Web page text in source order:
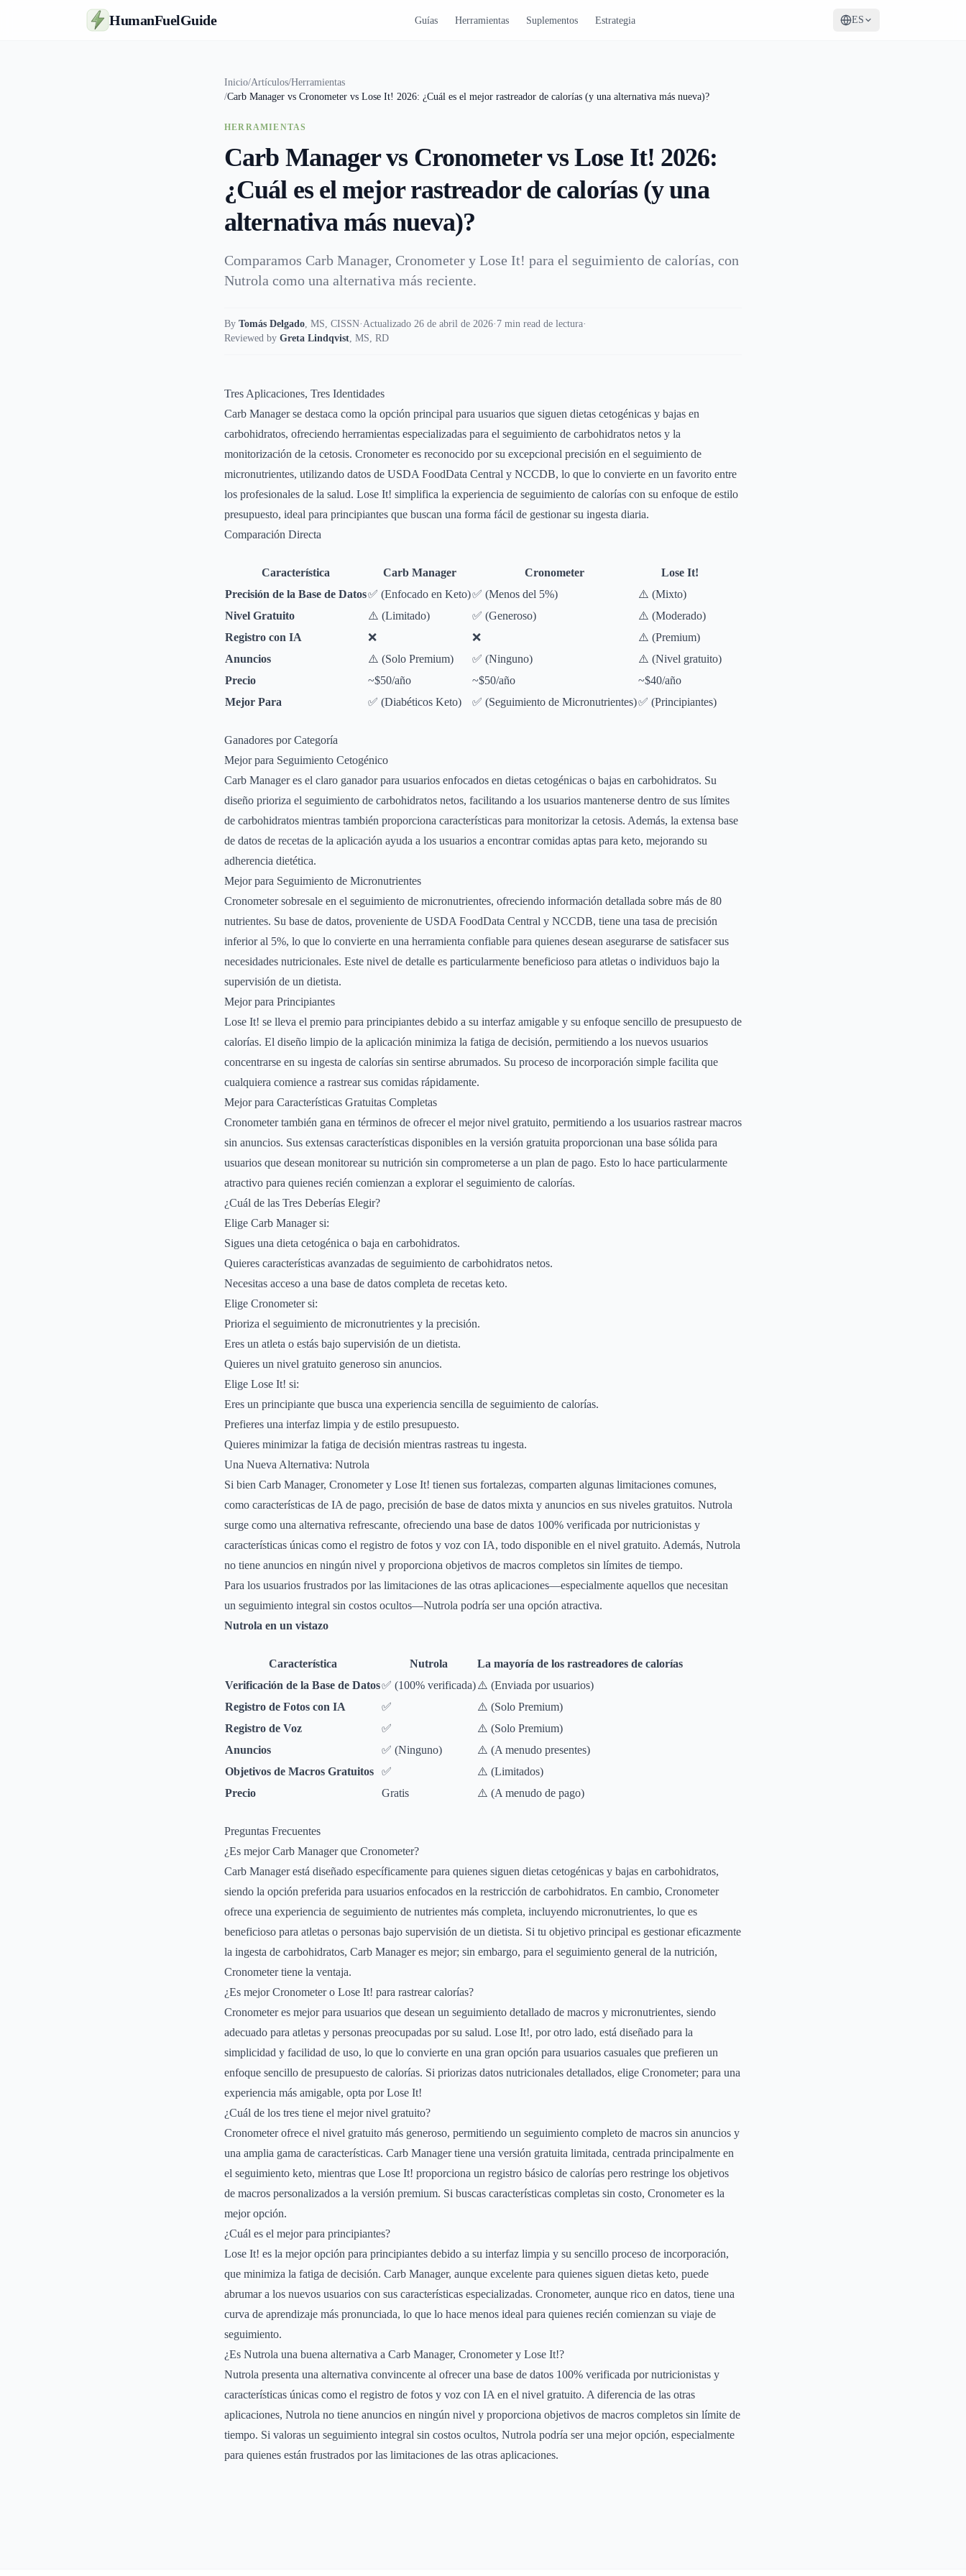
HumanFuelGuide Guías Herramientas Suplementos Estrategia ES
Inicio/Artículos/Herramientas
/Carb Manager vs Cronometer vs Lose It! 2026: ¿Cuál es el mejor rastreador de calorías (y una alternativa más nueva)?
HERRAMIENTAS
Carb Manager vs Cronometer vs Lose It! 2026:
¿Cuál es el mejor rastreador de calorías (y una
alternativa más nueva)?
Comparamos Carb Manager, Cronometer y Lose It! para el seguimiento de calorías, con
Nutrola como una alternativa más reciente.
By Tomás Delgado, MS, CISSN·Actualizado 26 de abril de 2026· 7 min read de lectura·
Reviewed by Greta Lindqvist, MS, RD
Tres Aplicaciones, Tres Identidades
Carb Manager se destaca como la opción principal para usuarios que siguen dietas cetogénicas y bajas en
carbohidratos, ofreciendo herramientas especializadas para el seguimiento de carbohidratos netos y la
monitorización de la cetosis. Cronometer es reconocido por su excepcional precisión en el seguimiento de
micronutrientes, utilizando datos de USDA FoodData Central y NCCDB, lo que lo convierte en un favorito entre
los profesionales de la salud. Lose It! simplifica la experiencia de seguimiento de calorías con su enfoque de estilo
presupuesto, ideal para principiantes que buscan una forma fácil de gestionar su ingesta diaria.
Comparación Directa
Característica Carb Manager Cronometer
Lose It!
Precisión de la Base de Datos✅ (Enfocado en Keto)✅ (Menos del 5%)
⚠️ (Mixto)
Nivel Gratuito
⚠️ (Limitado) ✅ (Generoso)
⚠️ (Moderado)
Registro con IA
❌ ❌
⚠️ (Premium)
Anuncios
⚠️ (Solo Premium) ✅ (Ninguno)
⚠️ (Nivel gratuito)
Precio
~$50/año ~$50/año
~$40/año
Mejor Para
✅ (Diabéticos Keto) ✅ (Seguimiento de Micronutrientes)✅ (Principiantes)
Ganadores por Categoría
Mejor para Seguimiento Cetogénico
Carb Manager es el claro ganador para usuarios enfocados en dietas cetogénicas o bajas en carbohidratos. Su
diseño prioriza el seguimiento de carbohidratos netos, facilitando a los usuarios mantenerse dentro de sus límites
de carbohidratos mientras también proporciona características para monitorizar la cetosis. Además, la extensa base
de datos de recetas de la aplicación ayuda a los usuarios a encontrar comidas aptas para keto, mejorando su
adherencia dietética.
Mejor para Seguimiento de Micronutrientes
Cronometer sobresale en el seguimiento de micronutrientes, ofreciendo información detallada sobre más de 80
nutrientes. Su base de datos, proveniente de USDA FoodData Central y NCCDB, tiene una tasa de precisión
inferior al 5%, lo que lo convierte en una herramienta confiable para quienes desean asegurarse de satisfacer sus
necesidades nutricionales. Este nivel de detalle es particularmente beneficioso para atletas o individuos bajo la
supervisión de un dietista.
Mejor para Principiantes
Lose It! se lleva el premio para principiantes debido a su interfaz amigable y su enfoque sencillo de presupuesto de
calorías. El diseño limpio de la aplicación minimiza la fatiga de decisión, permitiendo a los nuevos usuarios
concentrarse en su ingesta de calorías sin sentirse abrumados. Su proceso de incorporación simple facilita que
cualquiera comience a rastrear sus comidas rápidamente.
Mejor para Características Gratuitas Completas
Cronometer también gana en términos de ofrecer el mejor nivel gratuito, permitiendo a los usuarios rastrear macros
sin anuncios. Sus extensas características disponibles en la versión gratuita proporcionan una base sólida para
usuarios que desean monitorear su nutrición sin comprometerse a un plan de pago. Esto lo hace particularmente
atractivo para quienes recién comienzan a explorar el seguimiento de calorías.
¿Cuál de las Tres Deberías Elegir?
Elige Carb Manager si:
Sigues una dieta cetogénica o baja en carbohidratos.
Quieres características avanzadas de seguimiento de carbohidratos netos.
Necesitas acceso a una base de datos completa de recetas keto.
Elige Cronometer si:
Prioriza el seguimiento de micronutrientes y la precisión.
Eres un atleta o estás bajo supervisión de un dietista.
Quieres un nivel gratuito generoso sin anuncios.
Elige Lose It! si:
Eres un principiante que busca una experiencia sencilla de seguimiento de calorías.
Prefieres una interfaz limpia y de estilo presupuesto.
Quieres minimizar la fatiga de decisión mientras rastreas tu ingesta.
Una Nueva Alternativa: Nutrola
Si bien Carb Manager, Cronometer y Lose It! tienen sus fortalezas, comparten algunas limitaciones comunes,
como características de IA de pago, precisión de base de datos mixta y anuncios en sus niveles gratuitos. Nutrola
surge como una alternativa refrescante, ofreciendo una base de datos 100% verificada por nutricionistas y
características únicas como el registro de fotos y voz con IA, todo disponible en el nivel gratuito. Además, Nutrola
no tiene anuncios en ningún nivel y proporciona objetivos de macros completos sin límites de tiempo.
Para los usuarios frustrados por las limitaciones de las otras aplicaciones—especialmente aquellos que necesitan
un seguimiento integral sin costos ocultos—Nutrola podría ser una opción atractiva.
Nutrola en un vistazo
Característica Nutrola
La mayoría de los rastreadores de calorías
Verificación de la Base de Datos✅ (100% verificada)⚠️ (Enviada por usuarios)
Registro de Fotos con IA
✅
⚠️ (Solo Premium)
Registro de Voz
✅
⚠️ (Solo Premium)
Anuncios
✅ (Ninguno)
⚠️ (A menudo presentes)
Objetivos de Macros Gratuitos
✅
⚠️ (Limitados)
Precio
Gratis ⚠️ (A menudo de pago)
Preguntas Frecuentes
¿Es mejor Carb Manager que Cronometer?
Carb Manager está diseñado específicamente para quienes siguen dietas cetogénicas y bajas en carbohidratos,
siendo la opción preferida para usuarios enfocados en la restricción de carbohidratos. En cambio, Cronometer
ofrece una experiencia de seguimiento de nutrientes más completa, incluyendo micronutrientes, lo que es
beneficioso para atletas o personas bajo supervisión de un dietista. Si tu objetivo principal es gestionar eficazmente
la ingesta de carbohidratos, Carb Manager es mejor; sin embargo, para el seguimiento general de la nutrición,
Cronometer tiene la ventaja.
¿Es mejor Cronometer o Lose It! para rastrear calorías?
Cronometer es mejor para usuarios que desean un seguimiento detallado de macros y micronutrientes, siendo
adecuado para atletas y personas preocupadas por su salud. Lose It!, por otro lado, está diseñado para la
simplicidad y facilidad de uso, lo que lo convierte en una gran opción para usuarios casuales que prefieren un
enfoque sencillo de presupuesto de calorías. Si priorizas datos nutricionales detallados, elige Cronometer; para una
experiencia más amigable, opta por Lose It!
¿Cuál de los tres tiene el mejor nivel gratuito?
Cronometer ofrece el nivel gratuito más generoso, permitiendo un seguimiento completo de macros sin anuncios y
una amplia gama de características. Carb Manager tiene una versión gratuita limitada, centrada principalmente en
el seguimiento keto, mientras que Lose It! proporciona un registro básico de calorías pero restringe los objetivos
de macros personalizados a la versión premium. Si buscas características completas sin costo, Cronometer es la
mejor opción.
¿Cuál es el mejor para principiantes?
Lose It! es la mejor opción para principiantes debido a su interfaz limpia y su sencillo proceso de incorporación,
que minimiza la fatiga de decisión. Carb Manager, aunque excelente para quienes siguen dietas keto, puede
abrumar a los nuevos usuarios con sus características especializadas. Cronometer, aunque rico en datos, tiene una
curva de aprendizaje más pronunciada, lo que lo hace menos ideal para quienes recién comienzan su viaje de
seguimiento.
¿Es Nutrola una buena alternativa a Carb Manager, Cronometer y Lose It!?
Nutrola presenta una alternativa convincente al ofrecer una base de datos 100% verificada por nutricionistas y
características únicas como el registro de fotos y voz con IA en el nivel gratuito. A diferencia de las otras
aplicaciones, Nutrola no tiene anuncios en ningún nivel y proporciona objetivos de macros completos sin límite de
tiempo. Si valoras un seguimiento integral sin costos ocultos, Nutrola podría ser una mejor opción, especialmente
para quienes están frustrados por las limitaciones de las otras aplicaciones.